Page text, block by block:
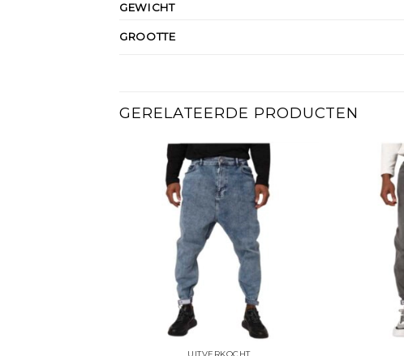
GEWICHT
GROOTTE
GERELATEERDE PRODUCTEN
UITVERKOCHT